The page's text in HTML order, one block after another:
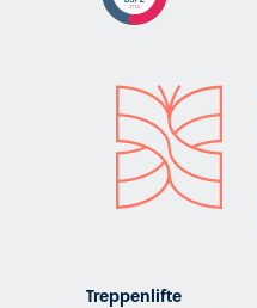
Treppenlifte